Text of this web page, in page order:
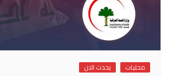
محليات يحدث الان